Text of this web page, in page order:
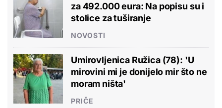
za 492.000 eura: Na popisu su i
stolice za tuširanje
NOVOSTI
Umirovljenica Ružica (78): 'U
mirovini mi je donijelo mir što ne
moram ništa'
PRIČE